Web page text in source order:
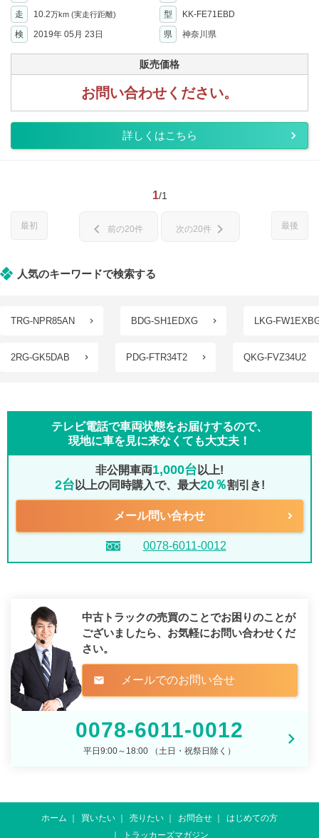
走 10.2万km (実走行距離) 型
KK-FE71EBD
検
2019年 05月 23日 県 神奈川県
販売価格
お問い合わせください。
詳しくはこちら
1/1
最初 最後
chevron_left 前の20件 次の20件 chevron_right
人気のキーワードで検索する
TRG-NPR85AN BDG-SH1EDXG LKG-
2RG-GK5DAB PDG-FTR34T2 QKG-FVZ34U2
テレビ電話で車両状態をお届けするので、
現地に車を見に来なくても大丈夫！
非公開車両1,000台 以上!
2台 以上の同時購入で、最大20％割引き!
メール問い合わせ
0078-6011-0012
中古トラックの売買のことでお困りのことが
ございましたら、 お気軽にお問い合わせくだ
さい。
mail メールでのお問い合せ
0078-6011-0012
平日9:00～18:00 （土日・祝祭日除く）
ホーム 買いたい 売りたい お問合せ
はじめての方
トラッカーズマガジン